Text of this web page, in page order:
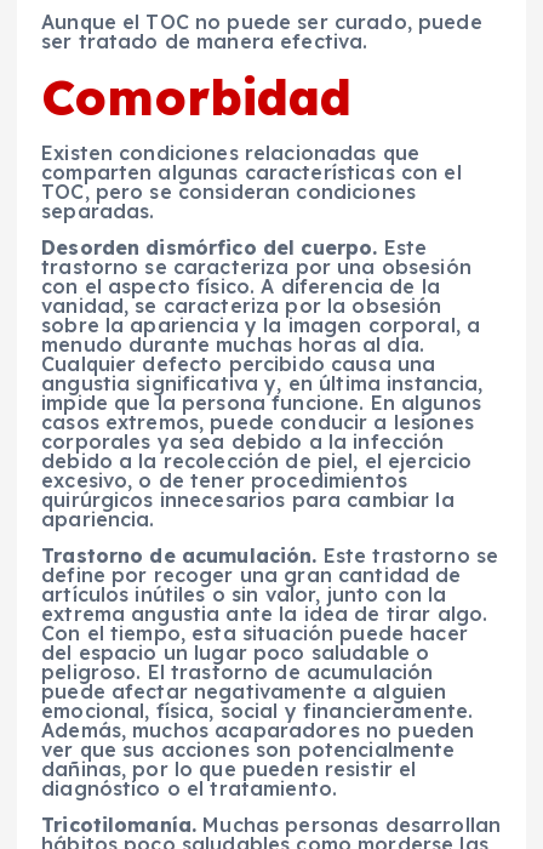
Aunque el TOC no puede ser curado, puede
ser tratado de manera efectiva.
Comorbidad
Existen condiciones relacionadas que
comparten algunas características con el
TOC, pero se consideran condiciones
separadas.
Desorden dismórfico del cuerpo. Este
trastorno se caracteriza por una obsesión
con el aspecto físico. A diferencia de la
vanidad, se caracteriza por la obsesión
sobre la apariencia y la imagen corporal, a
menudo durante muchas horas al día.
Cualquier defecto percibido causa una
angustia significativa y, en última instancia,
impide que la persona funcione. En algunos
casos extremos, puede conducir a lesiones
corporales ya sea debido a la infección
debido a la recolección de piel, el ejercicio
excesivo, o de tener procedimientos
quirúrgicos innecesarios para cambiar la
apariencia.
Trastorno de acumulación. Este trastorno se
define por recoger una gran cantidad de
artículos inútiles o sin valor, junto con la
extrema angustia ante la idea de tirar algo.
Con el tiempo, esta situación puede hacer
del espacio un lugar poco saludable o
peligroso. El trastorno de acumulación
puede afectar negativamente a alguien
emocional, física, social y financieramente.
Además, muchos acaparadores no pueden
ver que sus acciones son potencialmente
dañinas, por lo que pueden resistir el
diagnóstico o el tratamiento.
Tricotilomanía. Muchas personas desarrollan
hábitos poco saludables como morderse las